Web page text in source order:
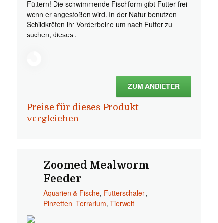
Füttern! Die schwimmende Fischform gibt Futter frei
wenn er angestoßen wird. In der Natur benutzen
Schildkröten ihr Vorderbeine um nach Futter zu
suchen, dieses .
ZUM ANBIETER
Preise für dieses Produkt
vergleichen
Zoomed Mealworm
Feeder
Aquarien & Fische, Futterschalen,
Pinzetten, Terrarium, Tierwelt